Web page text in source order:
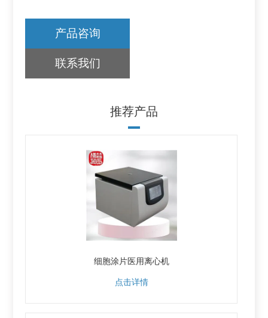
产品咨询
联系我们
推荐产品
细胞涂片医用离心机
点击详情